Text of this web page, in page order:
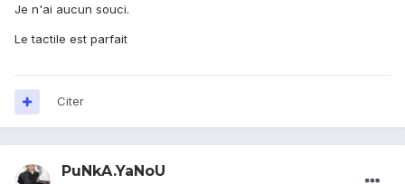
Je n'ai aucun souci.
Le tactile est parfait
Citer
PuNkA.YaNoU